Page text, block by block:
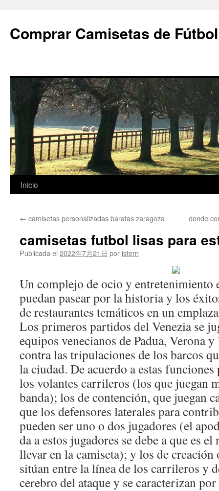
Comprar Camisetas de
Saltar
contenido
Inicio
← camisetas personalizadas baratas zaragoza donde
camisetas futbol lisas para
Publicada el 2022年7月21日 por istern
Un complejo de ocio y entretenimiento
puedan pasear por la historia y los
de restaurantes temáticos en un
Los primeros partidos del Venezia se
equipos venecianos de Padua, Verona
contra las tripulaciones de los barcos
la ciudad. De acuerdo a estas
los volantes carrileros (los que juegan
banda); los de contención, que juegan
que los defensores laterales para
pueden ser uno o dos jugadores (el
da a estos jugadores se debe a que es
llevar en la camiseta); y los de creación
sitúan entre la línea de los carrileros y
cerebro del ataque y se caracterizan